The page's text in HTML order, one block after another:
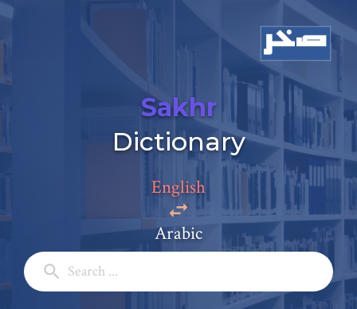
Sakhr
Dictionary
English
Arabic
Add a comment
Email: *